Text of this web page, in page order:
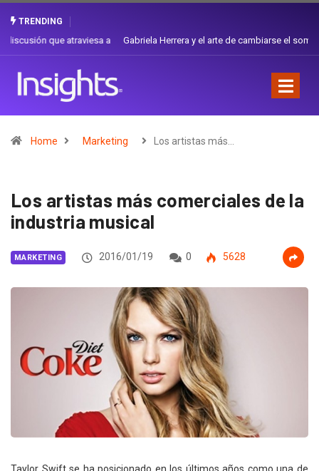
TRENDING
Gabriela Herrera y el arte de cambiarse el sombrero en Corporación
Home Marketing Los artistas más…
Los artistas más comerciales de la
industria musical
MARKETING 2016/01/19 0 5628